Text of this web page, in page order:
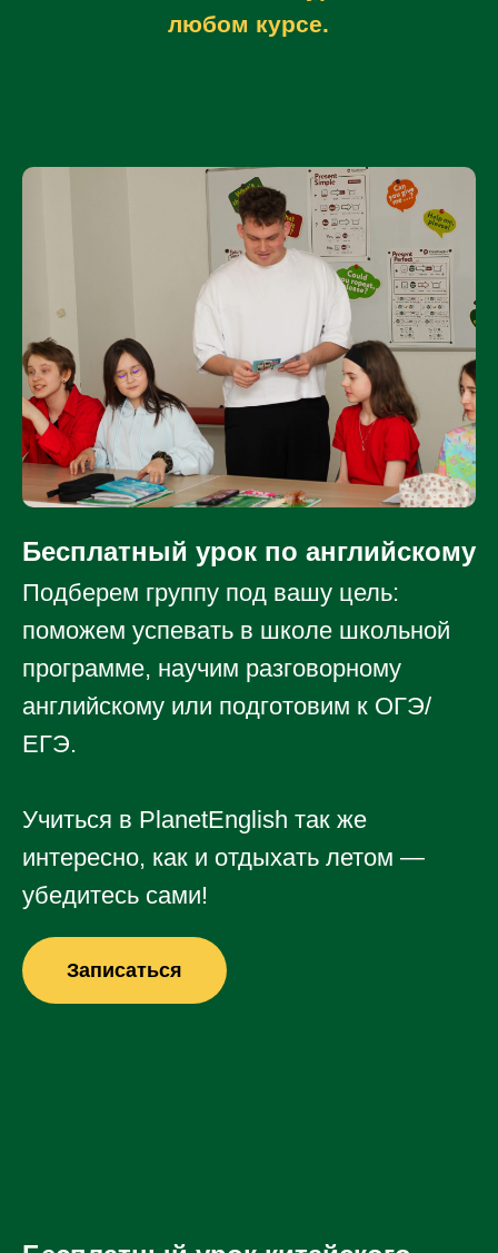
Бесплатный урок по английскому
Подберем группу под вашу цель:
поможем успевать в школе школьной
программе, научим разговорному
английскому или подготовим к ОГЭ/
ЕГЭ.
Учиться в PlanetEnglish так же
интересно, как и отдыхать летом —
убедитесь сами!
Записаться